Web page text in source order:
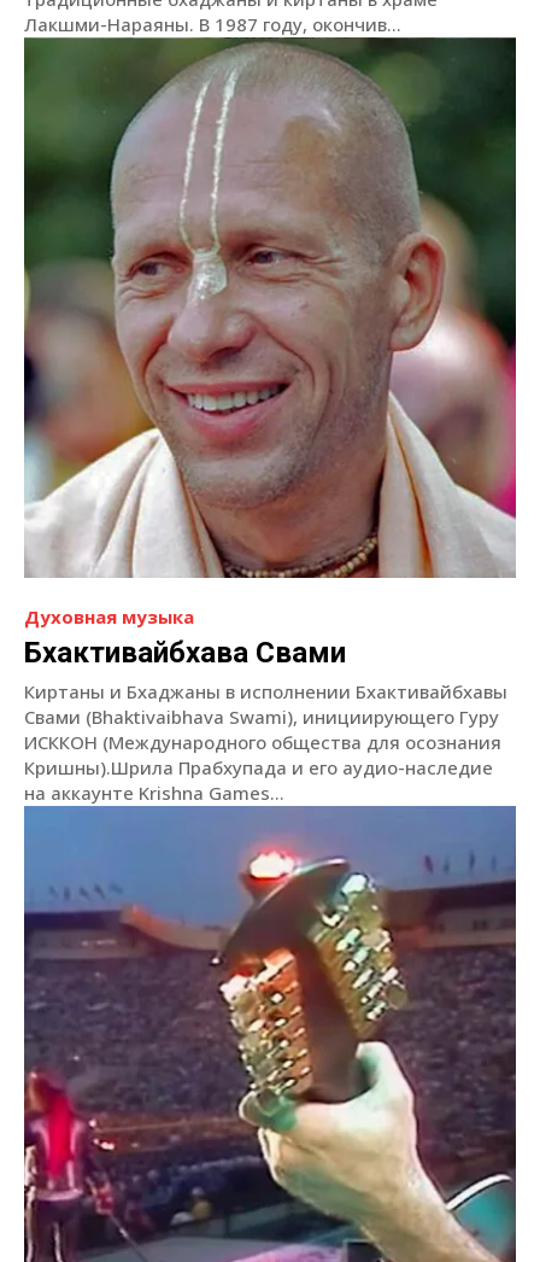
Лакшми-Нараяны. В 1987 году, окончив...
Духовная музыка
Бхактивайбхава Свами
Киртаны и Бхаджаны в исполнении Бхактивайбхавы
Свами (Bhaktivaibhava Swami), инициирующего Гуру
ИСККОН (Международного общества для осознания
Кришны).Шрила Прабхупада и его аудио-наследие
на аккаунте Krishna Games...